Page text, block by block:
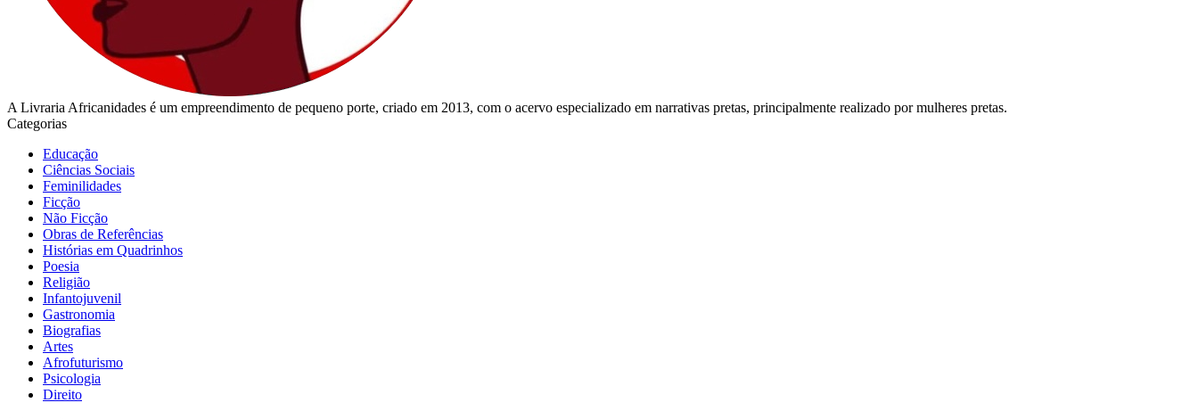
A Livraria Africanidades é um empreendimento de pequeno porte, criado em 2013, com o acervo especializado em narrativas pretas, principalmente realizado por mulheres pretas.
Categorias
Educação
Ciências Sociais
Feminilidades
Ficção
Não Ficção
Obras de Referências
Histórias em Quadrinhos
Poesia
Religião
Infantojuvenil
Gastronomia
Biografias
Artes
Afrofuturismo
Psicologia
Direito